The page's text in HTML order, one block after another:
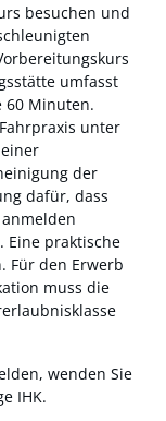
besuchen und
itungskurs
sstätte umfasst
60 Minuten.
unter
der
dafür, dass
Eine praktische
Für den Erwerb
muss die
wenden Sie
IHK.